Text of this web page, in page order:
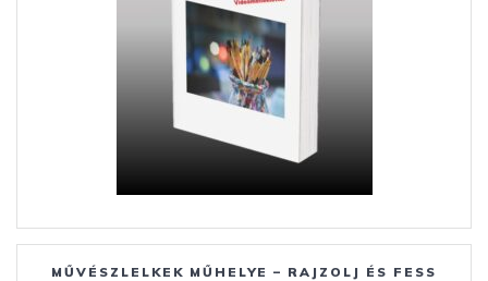
MŰVÉSZLELKEK MŰHELYE – RAJZOLJ ÉS FESS